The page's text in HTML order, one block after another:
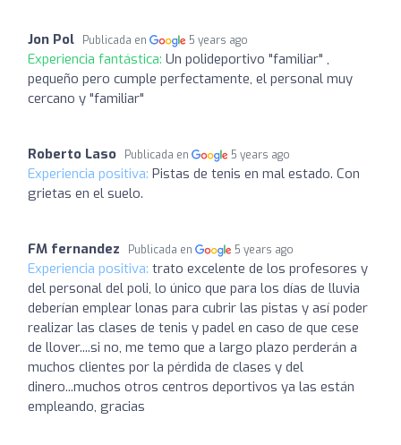
Jon Pol Publicada en 5 years ago
Experiencia fantástica: Un polideportivo "familiar" ,
pequeño pero cumple perfectamente, el personal muy
cercano y "familiar"
Roberto Laso Publicada en 5 years ago
Experiencia positiva: Pistas de tenis en mal estado. Con
grietas en el suelo.
FM fernandez Publicada en 5 years ago
Experiencia positiva: trato excelente de los profesores y
del personal del poli, lo único que para los días de lluvia
deberían emplear lonas para cubrir las pistas y así poder
realizar las clases de tenis y padel en caso de que cese
de llover....si no, me temo que a largo plazo perderán a
muchos clientes por la pérdida de clases y del
dinero...muchos otros centros deportivos ya las están
empleando, gracias